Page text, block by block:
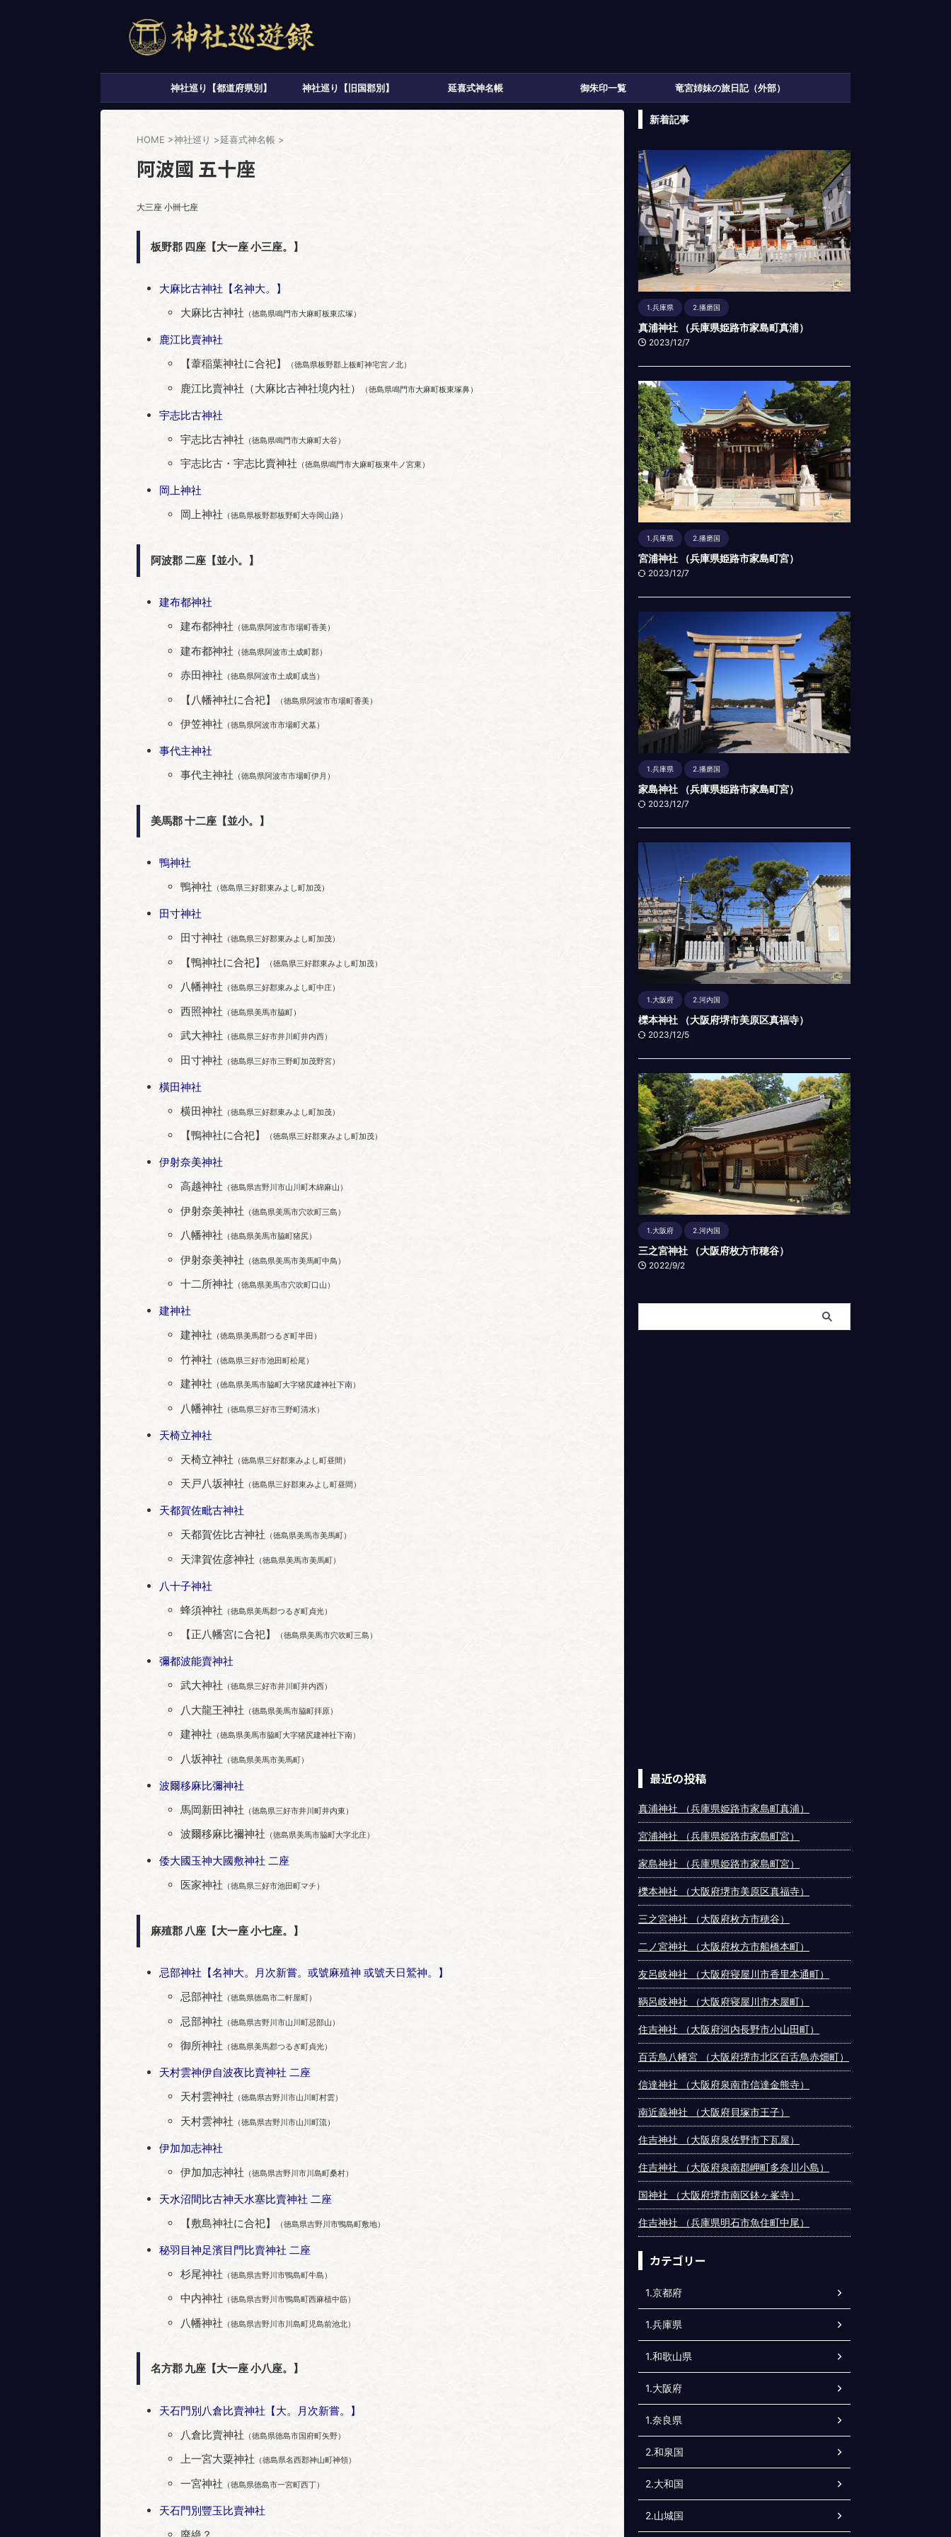
神社巡り【都道府県別】 神社巡り【旧国郡別】 延喜式神名帳 御朱印一覧 竜宮姉妹の旅日記（外部）
HOME >神社巡り >延喜式神名帳 >
阿波國 五十座
大三座 小卌七座
板野郡 四座【大一座 小三座。】
大麻比古神社【名神大。】
大麻比古神社 （徳島県鳴門市大麻町板東広塚）
鹿江比賣神社
【葦稲葉神社に合祀】
（徳島県板野郡上板町神宅宮ノ北）
鹿江比賣神社（大麻比古神社境内社） （徳島県鳴門市大麻町板東塚鼻）
宇志比古神社
宇志比古神社 （徳島県鳴門市大麻町大谷）
宇志比古・宇志比賣神社 （徳島県鳴門市大麻町板東牛ノ宮東）
岡上神社
岡上神社 （徳島県板野郡板野町大寺岡山路）
阿波郡 二座【並小。】
建布都神社
建布都神社 （徳島県阿波市市場町香美）
建布都神社 （徳島県阿波市土成町郡）
赤田神社 （徳島県阿波市土成町成当）
【八幡神社に合祀】 （徳島県阿波市市場町香美）
伊笠神社 （徳島県阿波市市場町犬墓）
事代主神社
事代主神社 （徳島県阿波市市場町伊月）
美馬郡 十二座【並小。】
鴨神社
鴨神社 （徳島県三好郡東みよし町加茂）
田寸神社
田寸神社 （徳島県三好郡東みよし町加茂）
【鴨神社に合祀】 （徳島県三好郡東みよし町加茂）
八幡神社 （徳島県三好郡東みよし町中庄）
西照神社 （徳島県美馬市脇町）
武大神社 （徳島県三好市井川町井内西）
田寸神社 （徳島県三好市三野町加茂野宮）
橫田神社
横田神社 （徳島県三好郡東みよし町加茂）
【鴨神社に合祀】 （徳島県三好郡東みよし町加茂）
伊射奈美神社
高越神社 （徳島県吉野川市山川町木綿麻山）
伊射奈美神社 （徳島県美馬市穴吹町三島）
八幡神社 （徳島県美馬市脇町猪尻）
伊射奈美神社 （徳島県美馬市美馬町中鳥）
十二所神社 （徳島県美馬市穴吹町口山）
建神社
建神社 （徳島県美馬郡つるぎ町半田）
竹神社 （徳島県三好市池田町松尾）
建神社 （徳島県美馬市脇町大字猪尻建神社下南）
八幡神社 （徳島県三好市三野町清水）
天椅立神社
天椅立神社 （徳島県三好郡東みよし町昼間）
天戸八坂神社 （徳島県三好郡東みよし町昼間）
天都賀佐毗古神社
天都賀佐比古神社 （徳島県美馬市美馬町）
天津賀佐彦神社 （徳島県美馬市美馬町）
八十子神社
蜂須神社 （徳島県美馬郡つるぎ町貞光）
【正八幡宮に合祀】 （徳島県美馬市穴吹町三島）
彌都波能賣神社
武大神社 （徳島県三好市井川町井内西）
八大龍王神社 （徳島県美馬市脇町拝原）
建神社 （徳島県美馬市脇町大字猪尻建神社下南）
八坂神社 （徳島県美馬市美馬町）
波爾移麻比彌神社
馬岡新田神社 （徳島県三好市井川町井内東）
波爾移麻比禰神社 （徳島県美馬市脇町大字北庄）
倭大國玉神大國敷神社 二座
医家神社 （徳島県三好市池田町マチ）
麻殖郡 八座【大一座 小七座。】
忌部神社【名神大。月次新嘗。或號麻殖神 或號天日鷲神。】
忌部神社 （徳島県徳島市二軒屋町）
忌部神社 （徳島県吉野川市山川町忌部山）
御所神社 （徳島県美馬郡つるぎ町貞光）
天村雲神伊自波夜比賣神社 二座
天村雲神社 （徳島県吉野川市山川町村雲）
天村雲神社 （徳島県吉野川市山川町流）
伊加加志神社
伊加加志神社 （徳島県吉野川市川島町桑村）
天水沼間比古神天水塞比賣神社 二座
【敷島神社に合祀】
（徳島県吉野川市鴨島町敷地）
秘羽目神足濱目門比賣神社 二座
杉尾神社 （徳島県吉野川市鴨島町牛島）
中内神社 （徳島県吉野川市鴨島町西麻植中筋）
八幡神社 （徳島県吉野川市川島町児島前池北）
名方郡 九座【大一座 小八座。】
天石門別八倉比賣神社【大。月次新嘗。】
八倉比賣神社 （徳島県徳島市国府町矢野）
上一宮大粟神社 （徳島県名西郡神山町神領）
一宮神社 （徳島県徳島市一宮町西丁）
天石門別豐玉比賣神社
廃絶？
新着記事
1.兵庫県 2.播磨国
真浦神社 （兵庫県姫路市家島町真浦）
2023/12/7
1.兵庫県 2.播磨国
宮浦神社 （兵庫県姫路市家島町宮）
2023/12/7
1.兵庫県 2.播磨国
家島神社 （兵庫県姫路市家島町宮）
2023/12/7
1.大阪府 2.河内国
櫟本神社 （大阪府堺市美原区真福寺）
2023/12/5
1.大阪府 2.河内国
三之宮神社 （大阪府枚方市穂谷）
2022/9/2
最近の投稿
真浦神社 （兵庫県姫路市家島町真浦）
宮浦神社 （兵庫県姫路市家島町宮）
家島神社 （兵庫県姫路市家島町宮）
櫟本神社 （大阪府堺市美原区真福寺）
三之宮神社 （大阪府枚方市穂谷）
二ノ宮神社 （大阪府枚方市船橋本町）
友呂岐神社 （大阪府寝屋川市香里本通町）
鞆呂岐神社 （大阪府寝屋川市木屋町）
住吉神社 （大阪府河内長野市小山田町）
百舌鳥八幡宮 （大阪府堺市北区百舌鳥赤畑町）
信達神社 （大阪府泉南市信達金熊寺）
南近義神社 （大阪府貝塚市王子）
住吉神社 （大阪府泉佐野市下瓦屋）
住吉神社 （大阪府泉南郡岬町多奈川小島）
国神社 （大阪府堺市南区鉢ヶ峯寺）
住吉神社 （兵庫県明石市魚住町中尾）
カテゴリー
1.京都府
1.兵庫県
1.和歌山県
1.大阪府
1.奈良県
2.和泉国
2.大和国
2.山城国